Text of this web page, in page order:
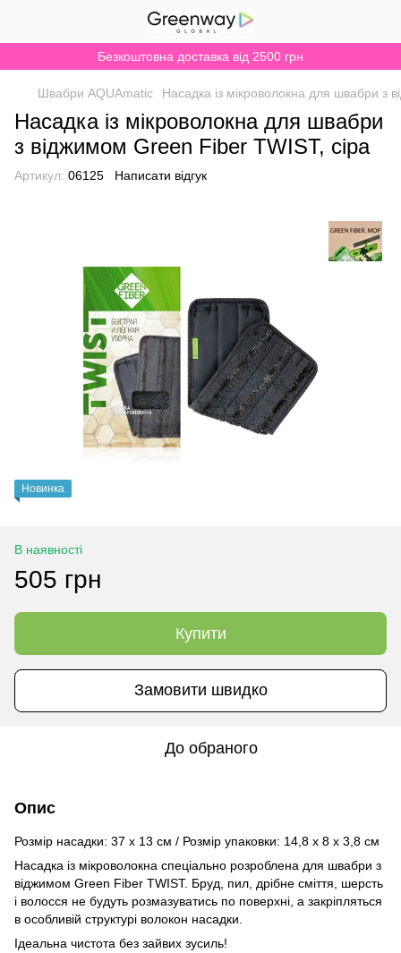
Безкоштовна доставка від 2500 грн
Швабри AQUAmatic Насадка із мікроволокна для швабри з
Насадка із мікроволокна для швабри
з віджимом Green Fiber TWIST, сіра
Артикул: 06125 Написати відгук
Новинка
В наявності
505 грн
Купити
Замовити швидко
До обраного
Опис
Розмір насадки: 37 х 13 см / Розмір упаковки: 14,8 x 8 x 3,8 см
Насадка із мікроволокна спеціально розроблена для швабри з
віджимом Green Fiber TWIST. Бруд, пил, дрібне сміття, шерсть
і волосся не будуть розмазуватись по поверхні, а закріпляться
в особливій структурі волокон насадки.
Ідеальна чистота без зайвих зусиль!